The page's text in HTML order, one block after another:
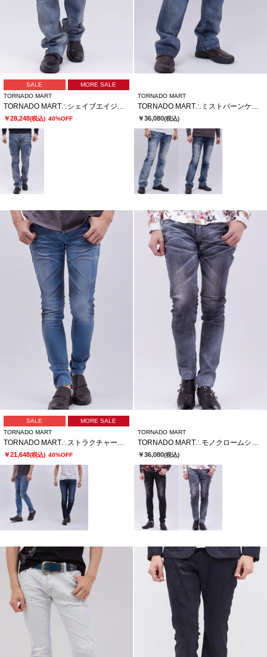
SALE
MORE SALE
TORNADO MART
TORNADO MART∴シェイブエイジカーゴデニム
￥28,248(税込) 40%OFF
TORNADO MART
TORNADO MART∴ミストバーンケミカルシューカットデニム
￥36,080(税込)
SALE
MORE SALE
TORNADO MART
TORNADO MART∴ストラクチャーフェードスキニーデニム
￥21,648(税込) 40%OFF
TORNADO MART
TORNADO MART∴モノクロームシェイドスキニーデニム
￥36,080(税込)